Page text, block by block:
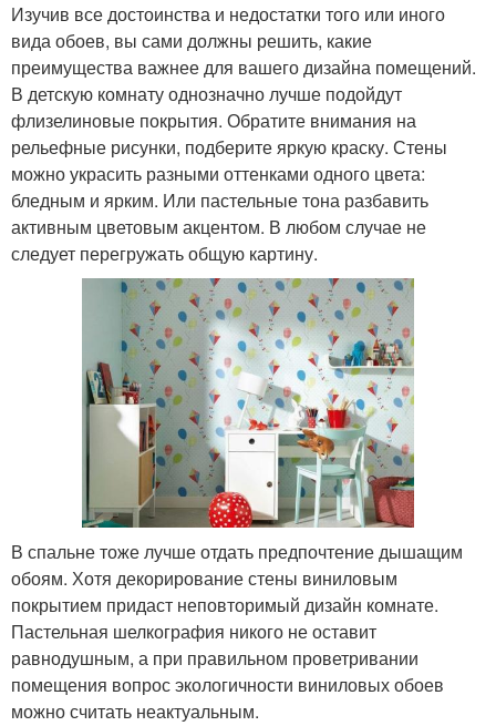
Изучив все достоинства и недостатки того или иного
вида обоев, вы сами должны решить, какие
преимущества важнее для вашего дизайна помещений.
В детскую комнату однозначно лучше подойдут
флизелиновые покрытия. Обратите внимания на
рельефные рисунки, подберите яркую краску. Стены
можно украсить разными оттенками одного цвета:
бледным и ярким. Или пастельные тона разбавить
активным цветовым акцентом. В любом случае не
следует перегружать общую картину.
В спальне тоже лучше отдать предпочтение дышащим
обоям. Хотя декорирование стены виниловым
покрытием придаст неповторимый дизайн комнате.
Пастельная шелкография никого не оставит
равнодушным, а при правильном проветривании
помещения вопрос экологичности виниловых обоев
можно считать неактуальным.